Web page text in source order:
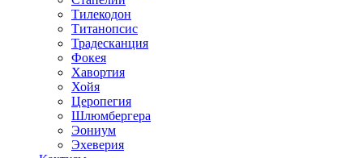
Тилекодон
Титанопсис
Традесканция
Фокея
Хавортия
Хойя
Церопегия
Шлюмбергера
Эониум
Эхеверия